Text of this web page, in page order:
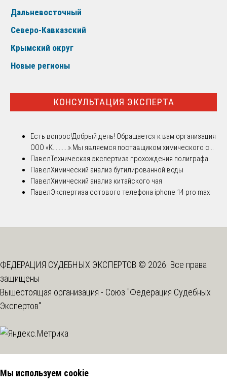
Дальневосточный
Северо-Кавказский
Крымский округ
Новые регионы
КОНСУЛЬТАЦИЯ ЭКСПЕРТА
Есть вопрос!Добрый день! Обращается к вам организация
ООО «К..........».Мы являемся поставщиком химического с...
ПавелТехническая экспертиза прохождения полиграфа
ПавелХимический анализ бутилированной воды
ПавелХимический анализ китайского чая
ПавелЭкспертиза сотового телефона iphone 14 pro max
ФЕДЕРАЦИЯ СУДЕБНЫХ ЭКСПЕРТОВ © 2026. Все права
защищены
Вышестоящая организация - Союз "Федерация Судебных
Экспертов"
Мы используем cookie